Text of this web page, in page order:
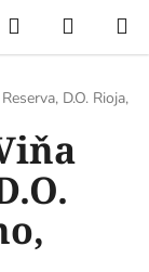
Hledat
KOŠÍK
D.O. Rioja,